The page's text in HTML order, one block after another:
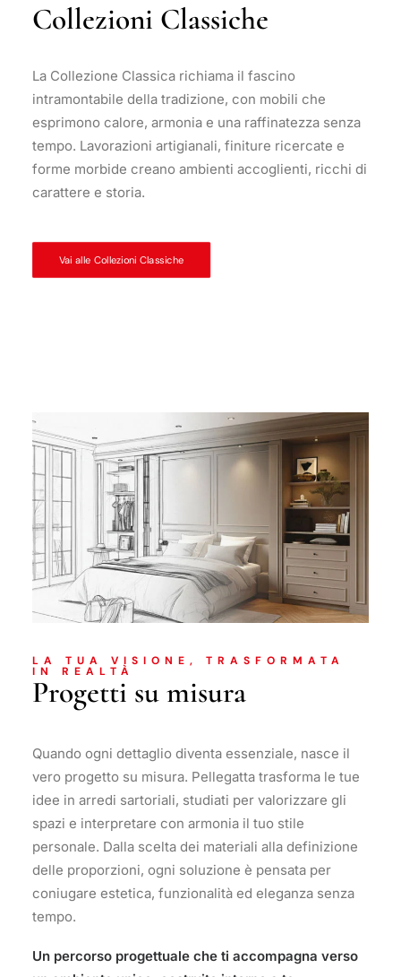
Collezioni Classiche
La Collezione Classica richiama il fascino
intramontabile della tradizione, con mobili che
esprimono calore, armonia e una raffinatezza senza
tempo. Lavorazioni artigianali, finiture ricercate e
forme morbide creano ambienti accoglienti, ricchi di
carattere e storia.
Vai alle Collezioni Classiche
LA TUA VISIONE, TRASFORMATA
IN REALTÀ
Progetti su misura
Quando ogni dettaglio diventa essenziale, nasce il
vero progetto su misura. Pellegatta trasforma le tue
idee in arredi sartoriali, studiati per valorizzare gli
spazi e interpretare con armonia il tuo stile
personale. Dalla scelta dei materiali alla definizione
delle proporzioni, ogni soluzione è pensata per
coniugare estetica, funzionalità ed eleganza senza
tempo.
Un percorso progettuale che ti accompagna verso